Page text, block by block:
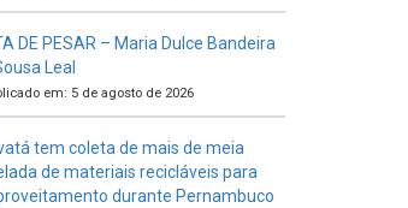
DE PESAR – Maria Dulce Bandeira
Leal
em: 5 de agosto de 2026
tem coleta de mais de meia
de materiais recicláveis para
durante Pernambuco